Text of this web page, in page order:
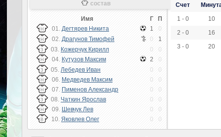
состав
Имя Г П
Н 01. Дегтярев Никита 1 0
Н 02. Драгунов Тимофей 0 1
З 03. Кожерчук Кирилл 0 0
Н 04. Кутузов Максим 2 0
З 05. Лебедев Иван 0 0
Н 06. Медведев Максим 0 0
Н 07. Пименов Александр 0 0
З 08. Чаткин Ярослав 0 0
Н 09. Шевчук Лев 0 0
В 10. Яковлев Олег 0 0
Счет
1 - 0
10
2 - 0
16
3 - 0
20